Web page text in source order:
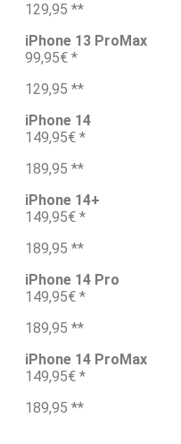
129,95 **
iPhone 13 ProMax
99,95€ *
129,95 **
iPhone 14
149,95€ *
189,95 **
iPhone 14+
149,95€ *
189,95 **
iPhone 14 Pro
149,95€ *
189,95 **
iPhone 14 ProMax
149,95€ *
189,95 **